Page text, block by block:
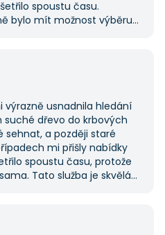
spoustu času.
bylo mít možnost výběru
spokojený, protože mi
Vše proběhlo v pořádku
výrazně usnadnila hledání
suché dřevo do krbových
sehnat, a později staré
mi přišly nabídky
spoustu času, protože
Tato služba je skvělá